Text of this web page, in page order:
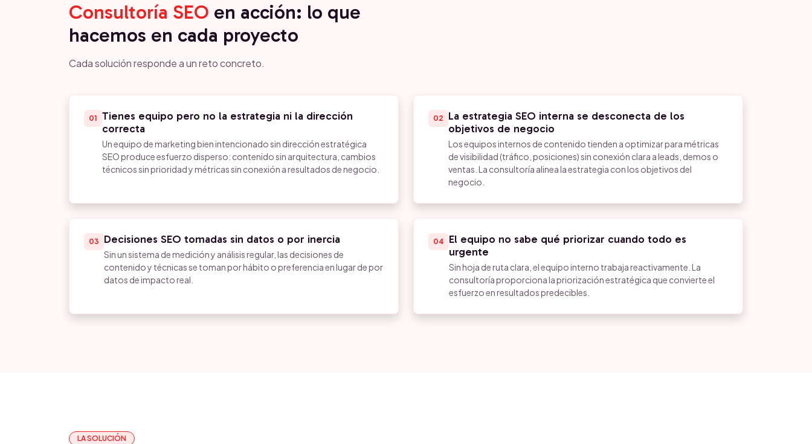
Consultoría SEO en acción: lo que
hacemos en cada proyecto
Cada solución responde a un reto concreto.
01 Tienes equipo pero no la estrategia ni la dirección
correcta
Un equipo de marketing bien intencionado sin dirección estratégica
SEO produce esfuerzo disperso: contenido sin arquitectura, cambios
técnicos sin prioridad y métricas sin conexión a resultados de negocio.
02
La estrategia SEO interna se desconecta de los
objetivos de negocio
Los equipos internos de contenido tienden a optimizar para métricas
de visibilidad (tráfico, posiciones) sin conexión clara a leads, demos o
ventas. La consultoría alinea la estrategia con los objetivos del
negocio.
03 Decisiones SEO tomadas sin datos o por inercia
Sin un sistema de medición y análisis regular, las decisiones de
contenido y técnicas se toman por hábito o preferencia en lugar de por
datos de impacto real.
04
El equipo no sabe qué priorizar cuando todo es
urgente
Sin hoja de ruta clara, el equipo interno trabaja reactivamente. La
consultoría proporciona la priorización estratégica que convierte el
esfuerzo en resultados predecibles.
LA SOLUCIÓN